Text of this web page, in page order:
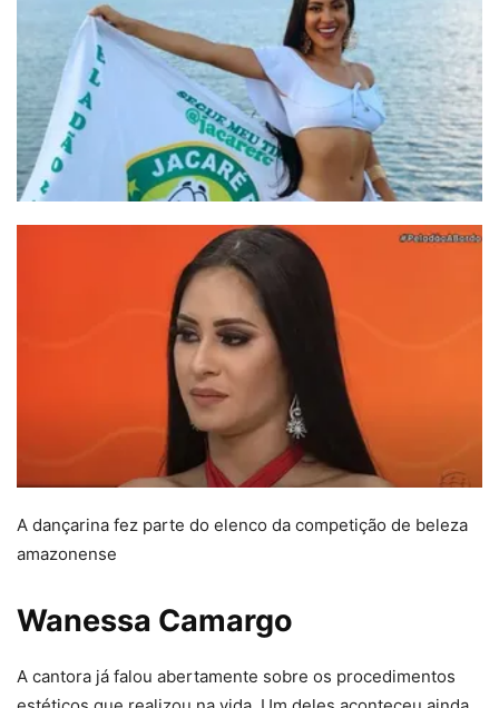
A dançarina fez parte do elenco da competição de beleza
amazonense
Wanessa Camargo
A cantora já falou abertamente sobre os procedimentos